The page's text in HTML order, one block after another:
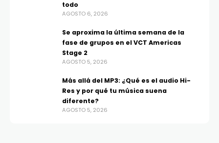
todo
AGOSTO 6, 2026
Se aproxima la última semana de la
fase de grupos en el VCT Americas
Stage 2
AGOSTO 5, 2026
Más allá del MP3: ¿Qué es el audio Hi-
Res y por qué tu música suena
diferente?
AGOSTO 5, 2026